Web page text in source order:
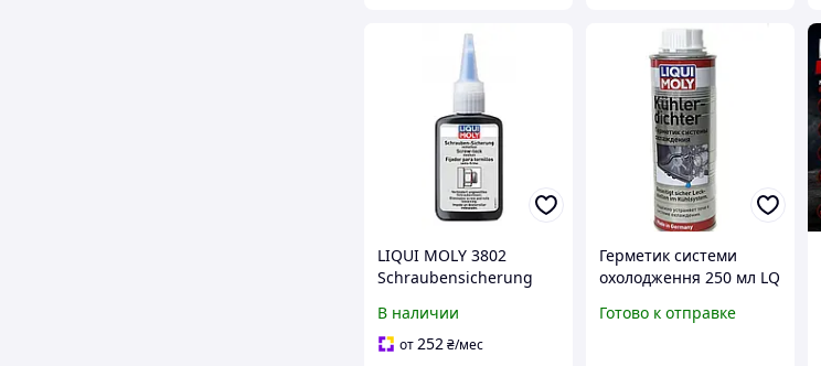
LIQUI MOLY 3802
Schraubensicherung
фиксации резьбы
средней прочности |
В наличии
от252₴/мес
Герметик системи
охолодження 250 мл LQ
Готово к отправке